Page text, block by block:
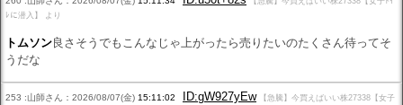
ﾚに潜入】 より
トムソン良さそうでもこんなじゃ上がったら売りたいのたくさん待ってそ
うだな
253 :山師さん：2026/08/07(金) 15:11:02 ID:gW927yEw
【急騰】今買えばいい株27338【女子